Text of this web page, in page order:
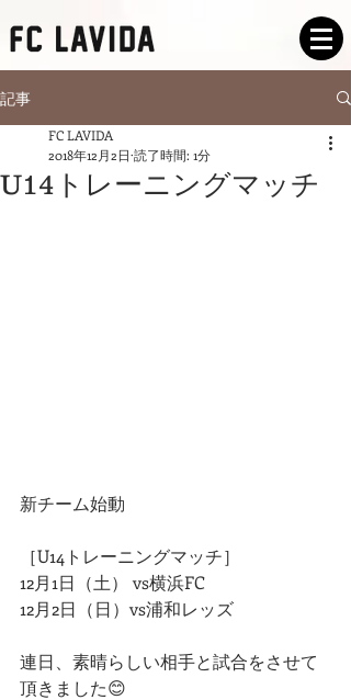
記事
U14トレーニングマッチ
FC LAVIDA
2018年12月2日 読了時間: 1分
新チーム始動
［U14トレーニングマッチ］
12月1日（土） vs横浜FC
12月2日（日）vs浦和レッズ
連日、素晴らしい相手と試合をさせて
頂きました😊